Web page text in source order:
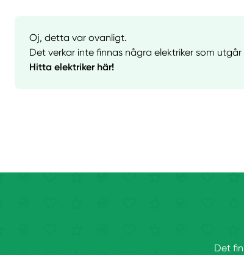
Oj, detta var ovanligt.
Det verkar inte finnas några elektriker som utgår
Hitta elektriker här!
Det